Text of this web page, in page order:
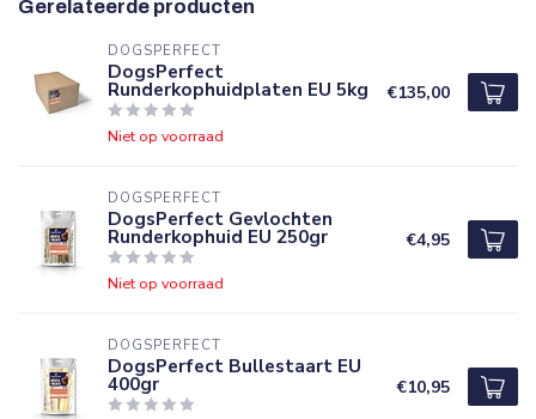
Gerelateerde producten
DOGSPERFECT
DogsPerfect
Runderkophuidplaten EU 5kg
Niet op voorraad
€135,00
DOGSPERFECT
DogsPerfect Gevlochten
Runderkophuid EU 250gr
Niet op voorraad
€4,95
DOGSPERFECT
DogsPerfect Bullestaart EU
400gr €10,95